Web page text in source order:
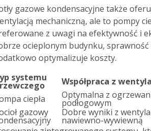
gazowe kondensacyjne także
mechaniczną, ale to pompy
z uwagi na efektywność i
ocieplonym budynku, sprawność
optymalizuje koszty.
systemu
Współpraca z
ciepła
Optymalna z
podłogowym
gazowy
Dobre wyniki z
nawiewno-wywiewną